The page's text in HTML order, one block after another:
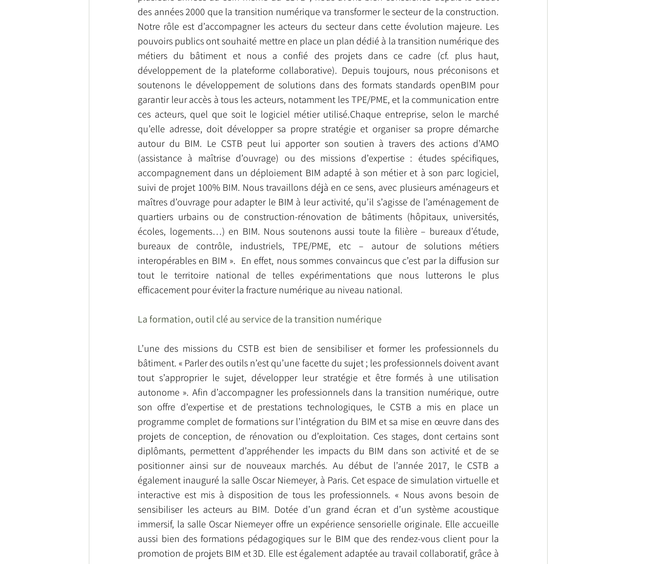
des années 2000 que la transition numérique va transformer le secteur de la construction.
Notre rôle est d’accompagner les acteurs du secteur dans cette évolution majeure. Les
pouvoirs publics ont souhaité mettre en place un plan dédié à la transition numérique des
métiers du bâtiment et nous a confié des projets dans ce cadre (cf. plus haut,
développement de la plateforme collaborative). Depuis toujours, nous préconisons et
soutenons le développement de solutions dans des formats standards openBIM pour
garantir leur accès à tous les acteurs, notamment les TPE/PME, et la communication entre
ces acteurs, quel que soit le logiciel métier utilisé.Chaque entreprise, selon le marché
qu’elle adresse, doit développer sa propre stratégie et organiser sa propre démarche
autour du BIM. Le CSTB peut lui apporter son soutien à travers des actions d’AMO
(assistance à maîtrise d’ouvrage) ou des missions d’expertise : études spécifiques,
accompagnement dans un déploiement BIM adapté à son métier et à son parc logiciel,
suivi de projet 100% BIM. Nous travaillons déjà en ce sens, avec plusieurs aménageurs et
maîtres d’ouvrage pour adapter le BIM à leur activité, qu’il s’agisse de l’aménagement de
quartiers urbains ou de construction-rénovation de bâtiments (hôpitaux, universités,
écoles, logements…) en BIM. Nous soutenons aussi toute la filière – bureaux d’étude,
bureaux de contrôle, industriels, TPE/PME, etc – autour de solutions métiers
interopérables en BIM ».  En effet, nous sommes convaincus que c’est par la diffusion sur
tout le territoire national de telles expérimentations que nous lutterons le plus
La formation, outil clé au service de la transition numérique
L’une des missions du CSTB est bien de sensibiliser et former les professionnels du
bâtiment. « Parler des outils n’est qu’une facette du sujet ; les professionnels doivent avant
tout s’approprier le sujet, développer leur stratégie et être formés à une utilisation
autonome ». Afin d’accompagner les professionnels dans la transition numérique, outre
son offre d’expertise et de prestations technologiques, le CSTB a mis en place un
programme complet de formations sur l’intégration du BIM et sa mise en œuvre dans des
projets de conception, de rénovation ou d’exploitation. Ces stages, dont certains sont
diplômants, permettent d’appréhender les impacts du BIM dans son activité et de se
positionner ainsi sur de nouveaux marchés. Au début de l’année 2017, le CSTB a
également inauguré la salle Oscar Niemeyer, à Paris. Cet espace de simulation virtuelle et
interactive est mis à disposition de tous les professionnels. « Nous avons besoin de
sensibiliser les acteurs au BIM. Dotée d’un grand écran et d’un système acoustique
immersif, la salle Oscar Niemeyer offre un expérience sensorielle originale. Elle accueille
aussi bien des formations pédagogiques sur le BIM que des rendez-vous client pour la
promotion de projets BIM et 3D. Elle est également adaptée au travail collaboratif, grâce à